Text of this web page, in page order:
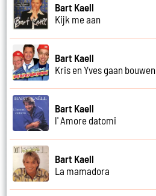
Bart Kaell
Kijk me aan
Bart Kaell
Kris en Yves gaan bouwen
Bart Kaell
l' Amore datomi
Bart Kaell
La mamadora